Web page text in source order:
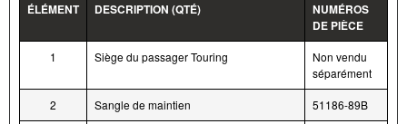
ÉLÉMENT DESCRIPTION (QTÉ)
NUMÉROS
DE PIÈCE
1 Siège du passager Touring
Non vendu
séparément
2 Sangle de maintien 51186-89B